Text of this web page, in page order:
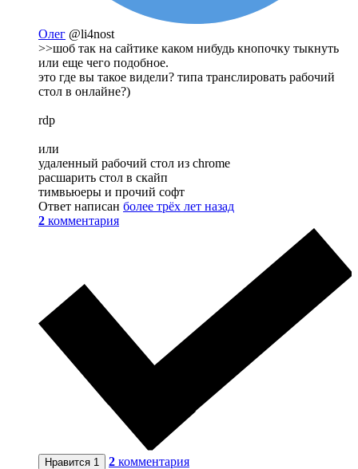
Олег @li4nost
>>шоб так на сайтике каком нибудь кнопочку тыкнуть
или еще чего подобное.
это где вы такое видели? типа транслировать рабочий
стол в онлайне?)
rdp
или
удаленный рабочий стол из chrome
расшарить стол в скайп
тимвьюеры и прочий софт
Ответ написан более трёх лет назад
2 комментария
Нравится 1 2 комментария